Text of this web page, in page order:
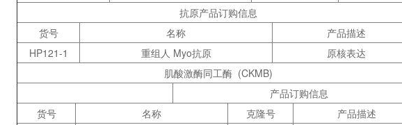
抗原产品订购信息
货号
名称
产品描述
HP121-1
重组人 Myo抗原
原核表达
肌酸激酶同工酶 (CKMB)
产品订购信息
货号
名称 克隆号
产品描述